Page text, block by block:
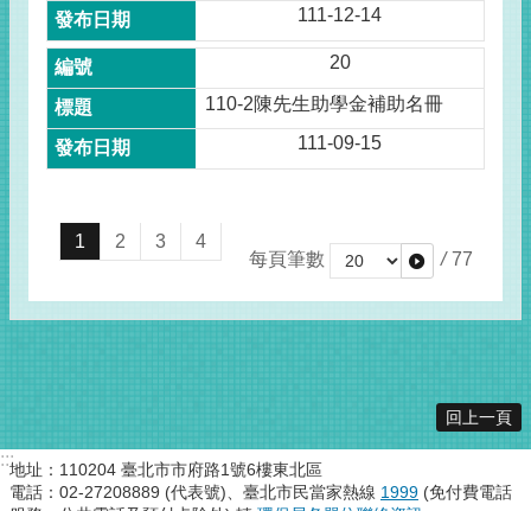
111-12-14
20
110-2陳先生助學金補助名冊
111-09-15
1 2 3
4
每頁筆數
/ 77
回上一頁
:::地址：110204 臺北市市府路1號6樓東北區
電話：02-27208889 (代表號)、臺北市民當家熱線 1999 (免付費電話